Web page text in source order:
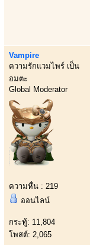
Vampire
ความรักแวมไพร์ เป็น
อมตะ
Global Moderator
ความหื่น : 219
ออนไลน์
กระทู้: 11,804
โพสต์: 2,065